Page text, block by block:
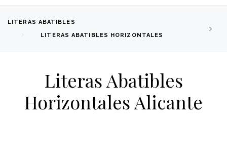
LITERAS ABATIBLES
LITERAS ABATIBLES HORIZONTALES
Literas Abatibles
Horizontales Alicante